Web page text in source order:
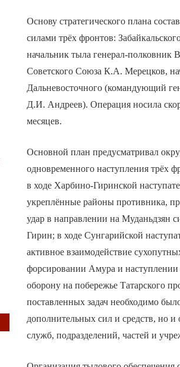
Основу стратегического плана
силами трёх фронтов:
начальник тыла генерал-
Советского Союза К.А. Мерецков,
Дальневосточного (командующий
Д.И. Андреев). Операция носила
месяцев.
Основной план предусматривал
одновременного наступления трёх
в ходе Харбино-Гиринской
укреплённые районы противника,
удар в направлении на Муданьдзян
Гирин; в ходе Сунгарийской
активное взаимодействие
форсировании Амура и
оборону на побережье Татарского
поставленных задач необходимо
дополнительных сил и средств, но и
служб, подразделений, частей и